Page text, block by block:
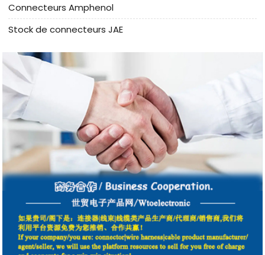
Connecteurs Amphenol
Stock de connecteurs JAE